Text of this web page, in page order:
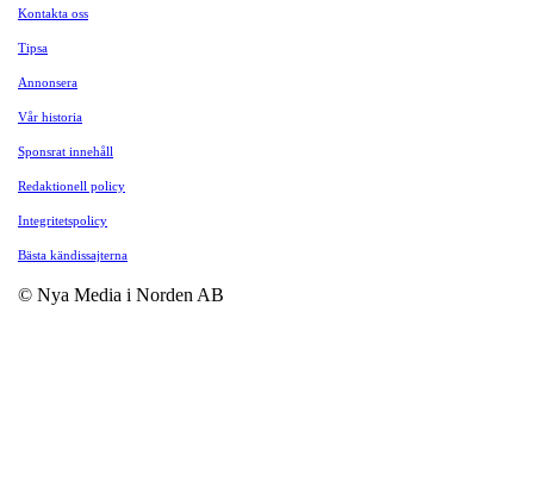
Kontakta oss
Tipsa
Annonsera
Vår historia
Sponsrat innehåll
Redaktionell policy
Integritetspolicy
Bästa kändissajterna
© Nya Media i Norden AB